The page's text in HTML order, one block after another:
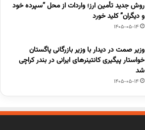
روش جدید تأمین ارز؛ واردات از محل “سپرده خود
و دیگران” کلید خورد
1405-05-14
وزیر صمت در دیدار با وزیر بازرگانی پاگستان
خواستار پیگیری کانتینرهای ایرانی در بندر کراچی
شد
1405-05-14